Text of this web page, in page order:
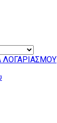
ΛΟΓΑΡΙΑΣΜΟΥ